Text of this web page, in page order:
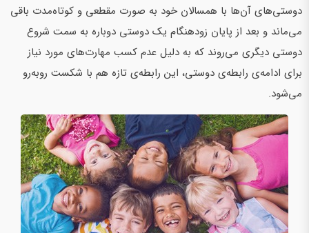
دوستی‌های آ­ن‌ها با همسالان خود به صورت مقطعی و کوتاه‌مدت باقی
می‌ماند و بعد از پایان زودهنگام یک دوستی دوباره به سمت شروع
دوستی دیگری می‌روند که به دلیل عدم کسب مهارت‌های مورد نیاز
برای ادامه‌ی رابطه‌ی دوستی، این رابطه‌ی تازه هم با شکست روبه‌­رو
می‌­شود.